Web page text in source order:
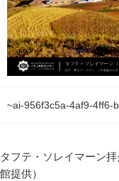
~ai-956f3c5a-4af9-4ff6-
タフテ・ソレイマーン
館提供）